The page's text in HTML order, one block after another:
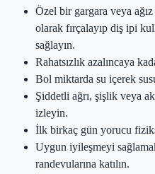
Özel bir gargara veya
olarak fırçalayıp diş ipi
sağlayın.
Rahatsızlık azalıncaya
Bol miktarda su içerek
Şiddetli ağrı, şişlik veya
izleyin.
İlk birkaç gün yorucu
Uygun iyileşmeyi
randevularına katılın.